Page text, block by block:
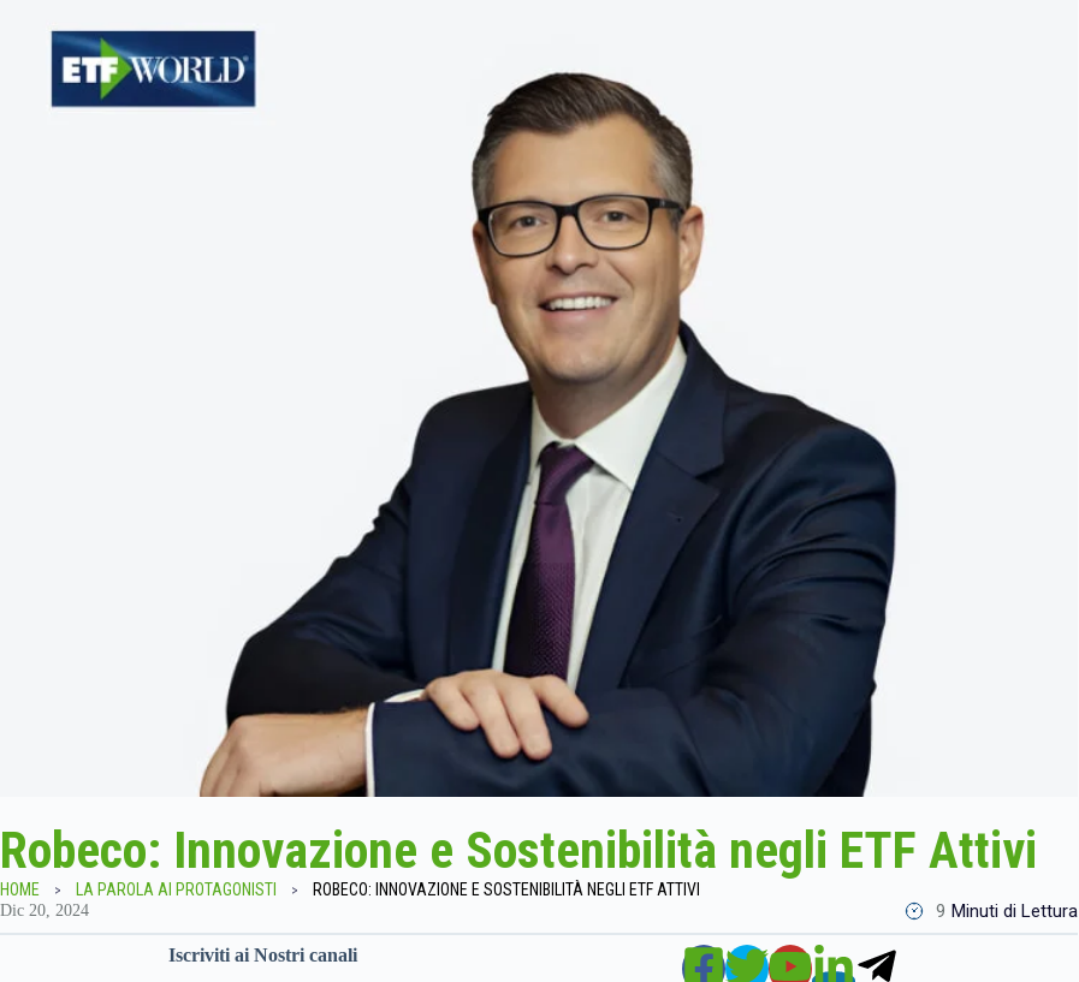
Robeco: Innovazione e Sostenibilità negli ETF Attivi
HOME LA PAROLA AI PROTAGONISTI ROBECO: INNOVAZIONE E SOSTENIBILITÀ NEGLI ETF ATTIVI
Dic 20, 2024 9 Minuti di Lettura
Iscriviti ai Nostri canali